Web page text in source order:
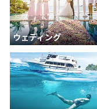
ウェディング